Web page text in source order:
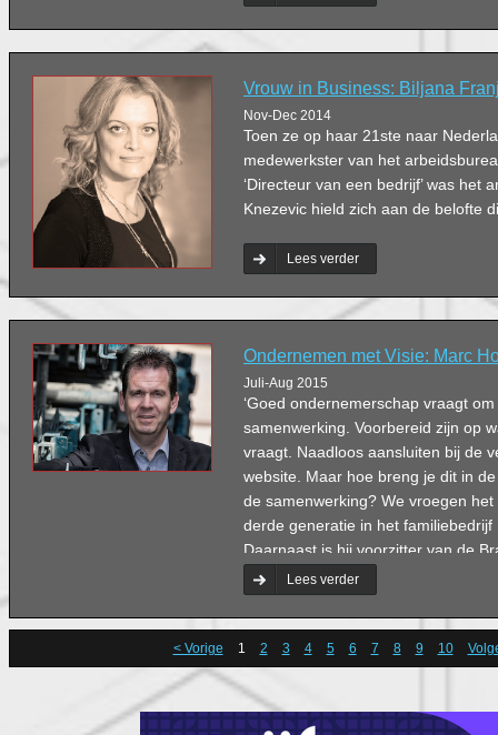
Vrouw in Business: Biljana
Nov-Dec 2014
Toen ze op haar 21ste naar
medewerkster van het
‘Directeur van een bedrijf’ was het
Knezevic hield zich aan de belofte
Lees verder
Ondernemen met Visie: Marc
Juli-Aug 2015
‘Goed ondernemerschap vraagt
samenwerking. Voorbereid zijn op
vraagt. Naadloos aansluiten bij de
website. Maar hoe breng je dit in
de samenwerking? We vroegen
derde generatie in het familiebedrijf
Daarnaast is hij voorzitter van de
Werkgeversvereniging afdeling ’s-
was hij vijftien jaar lang voorzitter
Ondernemers Contact.
Lees verder
< Vorige 1 2 3 4 5 6 7 8 9 10